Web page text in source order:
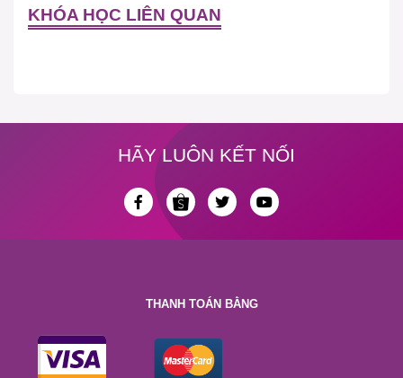
KHÓA HỌC LIÊN QUAN
HÃY LUÔN KẾT NỐI
THANH TOÁN BẰNG